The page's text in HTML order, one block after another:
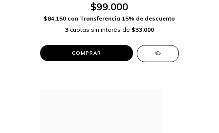
$99.000
$84.150 con Transferencia 15% de descuento
3 cuotas sin interés de $33.000
COMPRAR